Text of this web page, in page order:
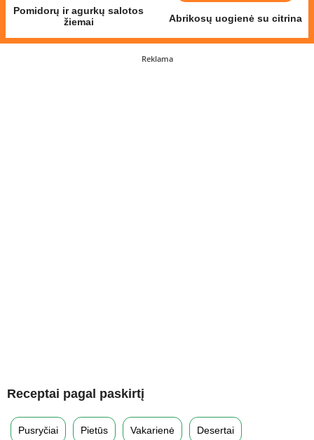
Pomidorų ir agurkų salotos
žiemai
Abrikosų uogienė su citrina
Reklama
Receptai pagal paskirtį
Pusryčiai Pietūs Vakarienė Desertai